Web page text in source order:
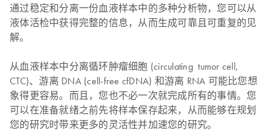
通过稳定和分离一份血液样本中的多种分析物，您可以从
液体活检中获得完整的信息，从而生成可靠且可重复的见
解。
从血液样本中分离循环肿瘤细胞 (circulating tumor cell,
CTC)、游离 DNA (cell-free cfDNA) 和游离 RNA 可能比您想
象得更容易。而且，您也不必一次就完成所有的事情。您
可以在准备就绪之前先将样本保存起来，从而能够在规划
您的研究时带来更多的灵活性并加速您的研究。